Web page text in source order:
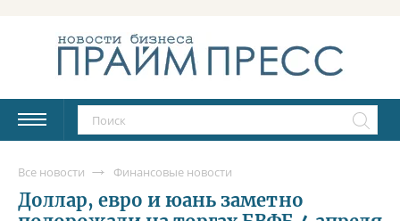
Все новости Финансовые новости
Доллар, евро и юань заметно